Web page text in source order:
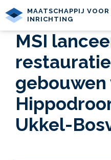
MAATSCHAPPIJ
INRICHTING
MSI
gebouwen
Ukkel-